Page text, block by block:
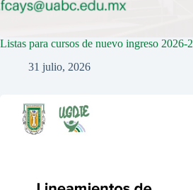
Listas para cursos de nuevo ingreso 2026-2
31 julio, 2026